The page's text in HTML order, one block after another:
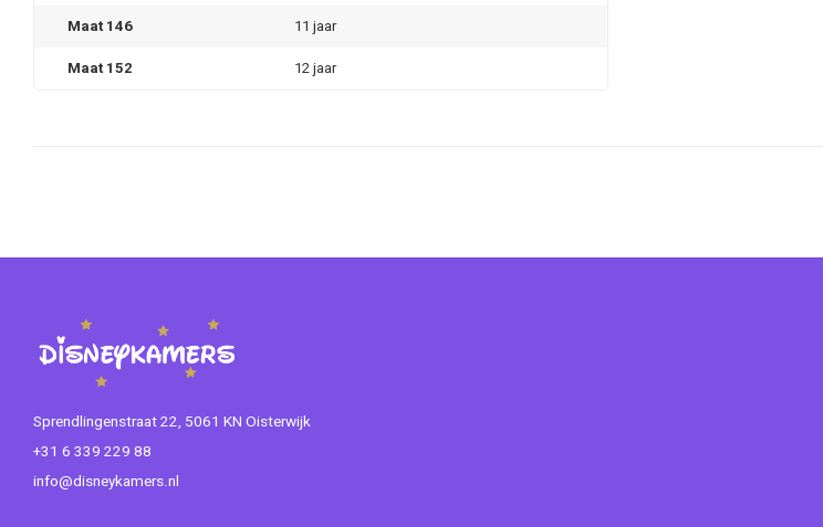
Maat 146
11 jaar
Maat 152
12 jaar
Sprendlingenstraat 22, 5061 KN Oisterwijk
+31 6 339 229 88
info@disneykamers.nl